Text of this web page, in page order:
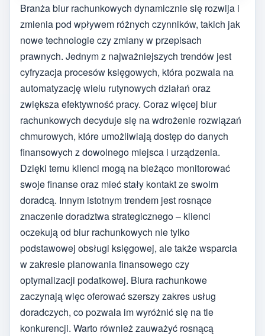
Branża biur rachunkowych dynamicznie się rozwija i
zmienia pod wpływem różnych czynników, takich jak
nowe technologie czy zmiany w przepisach
prawnych. Jednym z najważniejszych trendów jest
cyfryzacja procesów księgowych, która pozwala na
automatyzację wielu rutynowych działań oraz
zwiększa efektywność pracy. Coraz więcej biur
rachunkowych decyduje się na wdrożenie rozwiązań
chmurowych, które umożliwiają dostęp do danych
finansowych z dowolnego miejsca i urządzenia.
Dzięki temu klienci mogą na bieżąco monitorować
swoje finanse oraz mieć stały kontakt ze swoim
doradcą. Innym istotnym trendem jest rosnące
znaczenie doradztwa strategicznego – klienci
oczekują od biur rachunkowych nie tylko
podstawowej obsługi księgowej, ale także wsparcia
w zakresie planowania finansowego czy
optymalizacji podatkowej. Biura rachunkowe
zaczynają więc oferować szerszy zakres usług
doradczych, co pozwala im wyróżnić się na tle
konkurencji. Warto również zauważyć rosnącą